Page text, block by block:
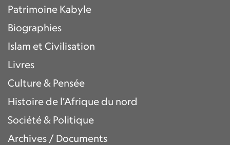
Patrimoine Kabyle
Biographies
Islam et Civilisation
Livres
Culture & Pensée
Histoire de l’Afrique du nord
Société & Politique
Archives / Documents